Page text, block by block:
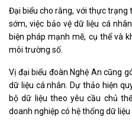
Đại biểu cho rằng, với thực
sớm, việc bảo vệ dữ liệu cá
biện pháp mạnh mẽ, cụ thể và
môi trường số.
Vị đại biểu đoàn Nghệ An cũng
dữ liệu cá nhân. Dự thảo hiện
bộ dữ liệu theo yêu cầu chủ
doanh nghiệp có hệ thống dữ